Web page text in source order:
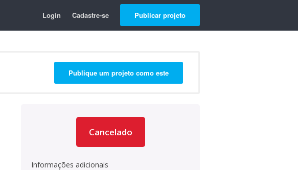
Login Cadastre-se Publicar projeto
Publique um projeto como este
Cancelado
Informações adicionais